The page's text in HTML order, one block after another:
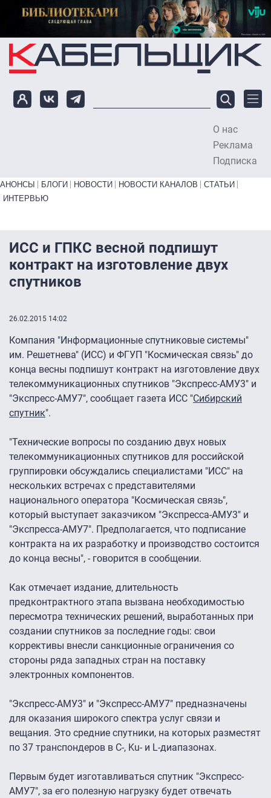
Перейти к основному содержанию
О нас
Реклама
Подписка
Primary links bottom
АНОНСЫ БЛОГИ НОВОСТИ НОВОСТИ КАНАЛОВ
СТАТЬИ
ИНТЕРВЬЮ
ИСС и ГПКС весной подпишут
контракт на изготовление двух
спутников
26.02.2015 14:02
Компания "Информационные спутниковые системы"
им. Решетнева" (ИСС) и ФГУП "Космическая связь" до
конца весны подпишут контракт на изготовление двух
телекоммуникационных спутников "Экспресс-АМУ3" и
"Экспресс-АМУ7", сообщает газета ИСС "Сибирский
спутник".
"Технические вопросы по созданию двух новых
телекоммуникационных спутников для российской
группировки обсуждались специалистами "ИСС" на
нескольких встречах с представителями
национального оператора "Космическая связь",
который выступает заказчиком "Экспресса-АМУ3" и
"Экспресса-АМУ7". Предполагается, что подписание
контракта на их разработку и производство состоится
до конца весны", - говорится в сообщении.
Как отмечает издание, длительность
предконтрактного этапа вызвана необходимостью
пересмотра технических решений, выработанных при
создании спутников за последние годы: свои
коррективы внесли санкционные ограничения со
стороны ряда западных стран на поставку
электронных компонентов.
"Экспресс-АМУ3" и "Экспресс-АМУ7" предназначены
для оказания широкого спектра услуг связи и
вещания. Это средние спутники, на которых разместят
по 37 транспондеров в C-, Ku- и L-диапазонах.
Первым будет изготавливаться спутник "Экспресс-
АМУ7", за его полезную нагрузку будет отвечать